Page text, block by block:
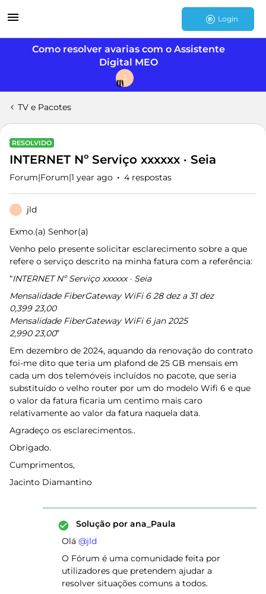
Login
Como resolver avarias com o Assistente
Digital MEO
J
TV e Pacotes
RESOLVIDO
INTERNET Nº Serviço xxxxxx · Seia
Forum|Forum|1 year ago 4 respostas
J jld
Exmo.(a) Senhor(a)
Venho pelo presente solicitar esclarecimento sobre a que
refere o serviço descrito na minha fatura com a referência:
“INTERNET Nº Serviço xxxxxx · Seia
Mensalidade FiberGateway WiFi 6 28 dez a 31 dez
0,399 23,00
Mensalidade FiberGateway WiFi 6 jan 2025
2,990 23,00”
Em dezembro de 2024, aquando da renovação do contrato
foi-me dito que teria um plafond de 25 GB mensais em
cada um dos telemóveis incluídos no pacote, que seria
substituído o velho router por um do modelo Wifi 6 e que
o valor da fatura ficaria um centimo mais caro
relativamente ao valor da fatura naquela data.
Agradeço os esclarecimentos..
Obrigado.
Cumprimentos,
Jacinto Diamantino
Solução por ana_Paula
Olá ​ @jld
O Fórum é uma comunidade feita por
utilizadores que pretendem ajudar a
resolver situações comuns a todos.